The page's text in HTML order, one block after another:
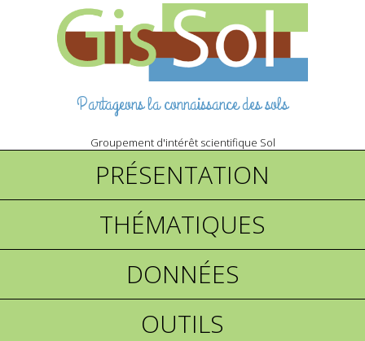
Partageons la connaissance des sols
Groupement d'intérêt scientifique Sol
PRÉSENTATION
THÉMATIQUES
DONNÉES
OUTILS